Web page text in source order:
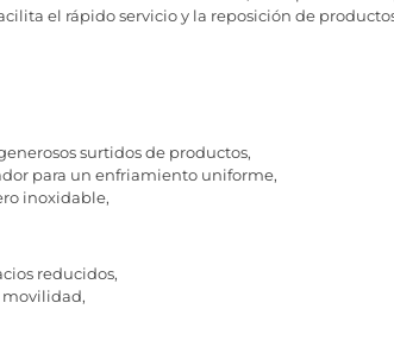
el rápido servicio y la reposición de
surtidos de productos,
para un enfriamiento uniforme,
inoxidable,
reducidos,
movilidad,